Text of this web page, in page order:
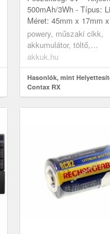
500mAh/3Wh - Típus:
Méret: 45mm x 17mm
powery, műszaki cikk,
akkumulátor, töltő,
digitáliskamera
akkuk.hu
Hasonlók, mint
Contax RX